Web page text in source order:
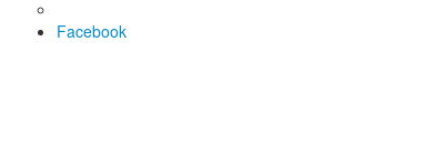
Facebook